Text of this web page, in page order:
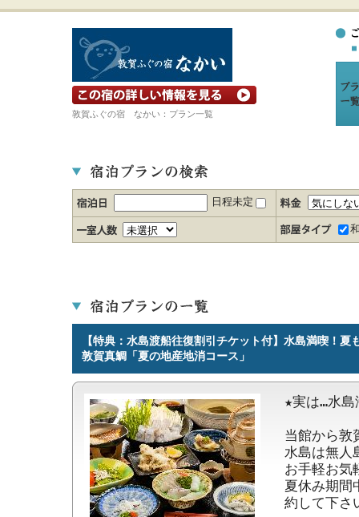
宿の詳細ホームページを見る
敦賀ふぐの宿 なかい：プラン一覧
日程未定
【特典：水島渡船往復割引チケット付】水島満喫！夏
敦賀真鯛「夏の地産地消コース」
★実は…水
当館から敦
水島は無人
お手軽お気
夏休み期間
約して下さ